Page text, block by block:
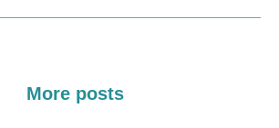
More posts